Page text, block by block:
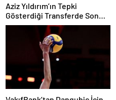
Aziz Yıldırım’ın Tepki
Gösterdiği Transferde Son
Durum! Oyuncunun Geleceği